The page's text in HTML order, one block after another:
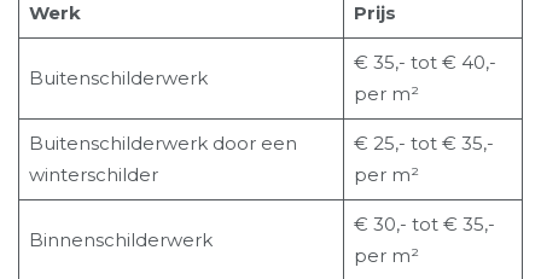
Werk Prijs
Buitenschilderwerk
€ 35,- tot € 40,-
per m²
Buitenschilderwerk door een
winterschilder
€ 25,- tot € 35,-
per m²
Binnenschilderwerk
€ 30,- tot € 35,-
per m²